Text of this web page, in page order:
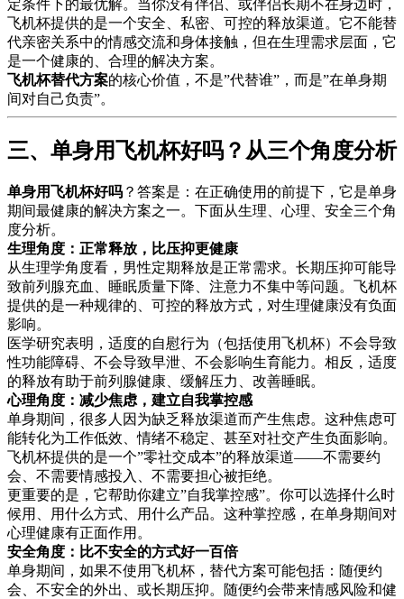
定条件下的最优解。当你没有伴侣、或伴侣长期不在身边时，
飞机杯提供的是一个安全、私密、可控的释放渠道。它不能替
代亲密关系中的情感交流和身体接触，但在生理需求层面，它
是一个健康的、合理的解决方案。
飞机杯替代方案的核心价值，不是”代替谁”，而是”在单身期
间对自己负责”。
三、单身用飞机杯好吗？从三个角度分析
单身用飞机杯好吗 ？答案是：在正确使用的前提下，它是单身
期间最健康的解决方案之一。下面从生理、心理、安全三个角
度分析。
生理角度：正常释放，比压抑更健康
从生理学角度看，男性定期释放是正常需求。长期压抑可能导
致前列腺充血、睡眠质量下降、注意力不集中等问题。飞机杯
提供的是一种规律的、可控的释放方式，对生理健康没有负面
影响。
医学研究表明，适度的自慰行为（包括使用飞机杯）不会导致
性功能障碍、不会导致早泄、不会影响生育能力。相反，适度
的释放有助于前列腺健康、缓解压力、改善睡眠。
心理角度：减少焦虑，建立自我掌控感
单身期间，很多人因为缺乏释放渠道而产生焦虑。这种焦虑可
能转化为工作低效、情绪不稳定、甚至对社交产生负面影响。
飞机杯提供的是一个”零社交成本”的释放渠道——不需要约
会、不需要情感投入、不需要担心被拒绝。
更重要的是，它帮助你建立”自我掌控感”。你可以选择什么时
候用、用什么方式、用什么产品。这种掌控感，在单身期间对
心理健康有正面作用。
安全角度：比不安全的方式好一百倍
单身期间，如果不使用飞机杯，替代方案可能包括：随便约
会、不安全的外出、或长期压抑。随便约会带来情感风险和健